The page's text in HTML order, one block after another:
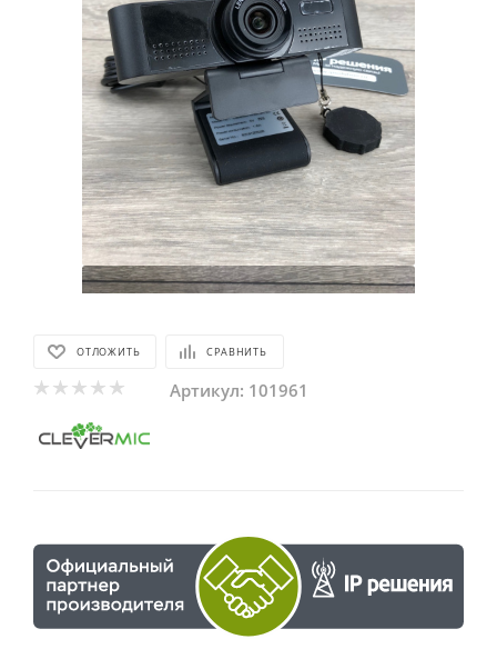
ОТЛОЖИТЬ СРАВНИТЬ
Артикул: 101961